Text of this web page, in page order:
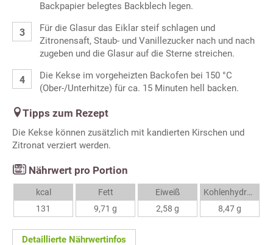
Backpapier belegtes Backblech legen.
Für die Glasur das Eiklar steif schlagen und
Zitronensaft, Staub- und Vanillezucker nach und nach
zugeben und die Glasur auf die Sterne streichen.
Die Kekse im vorgeheizten Backofen bei 150 °C
(Ober-/Unterhitze) für ca. 15 Minuten hell backen.
Tipps zum Rezept
Die Kekse können zusätzlich mit kandierten Kirschen und
Zitronat verziert werden.
Nährwert pro Portion
kcal
131
Fett
9,71 g
Eiweiß
2,58 g
Kohlenhydrate
8,47 g
Detaillierte Nährwertinfos